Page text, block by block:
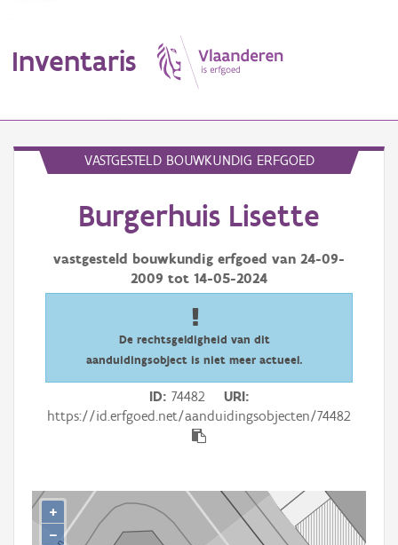
Inventaris
Erfgoedobject
Aanduidingsobject
Waarneming
Persoon of collectief
Aanmelden
VASTGESTELD BOUWKUNDIG ERFGOED
Burgerhuis Lisette
vastgesteld bouwkundig erfgoed van 24-09-
2009 tot 14-05-2024
De rechtsgeldigheid van dit
aanduidingsobject is niet meer actueel.
ID 74482
URI
https://id.erfgoed.net/aanduidingsobjecten/74482
+
−